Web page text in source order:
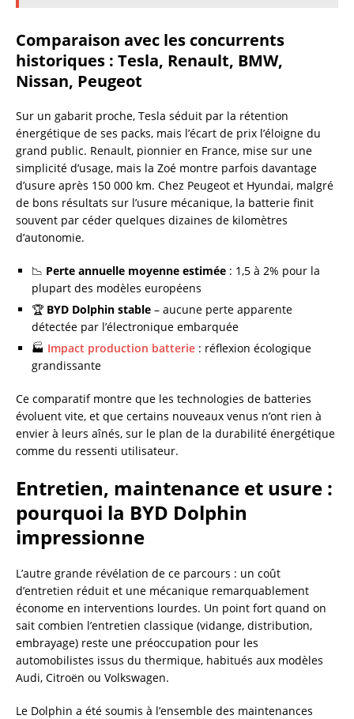
Comparaison avec les concurrents
historiques : Tesla, Renault, BMW,
Nissan, Peugeot
Sur un gabarit proche, Tesla séduit par la rétention
énergétique de ses packs, mais l’écart de prix l’éloigne du
grand public. Renault, pionnier en France, mise sur une
simplicité d’usage, mais la Zoé montre parfois davantage
d’usure après 150 000 km. Chez Peugeot et Hyundai, malgré
de bons résultats sur l’usure mécanique, la batterie finit
souvent par céder quelques dizaines de kilomètres
d’autonomie.
📉 Perte annuelle moyenne estimée : 1,5 à 2% pour la
plupart des modèles européens
🏆 BYD Dolphin stable – aucune perte apparente
détectée par l’électronique embarquée
🏭 Impact production batterie : réflexion écologique
grandissante
Ce comparatif montre que les technologies de batteries
évoluent vite, et que certains nouveaux venus n’ont rien à
envier à leurs aînés, sur le plan de la durabilité énergétique
comme du ressenti utilisateur.
Entretien, maintenance et usure :
pourquoi la BYD Dolphin
impressionne
L’autre grande révélation de ce parcours : un coût
d’entretien réduit et une mécanique remarquablement
économe en interventions lourdes. Un point fort quand on
sait combien l’entretien classique (vidange, distribution,
embrayage) reste une préoccupation pour les
automobilistes issus du thermique, habitués aux modèles
Audi, Citroën ou Volkswagen.
Le Dolphin a été soumis à l’ensemble des maintenances